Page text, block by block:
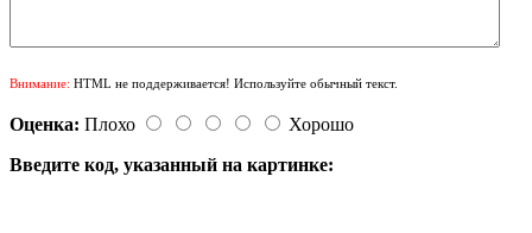
Внимание: HTML не поддерживается! Используйте обычный текст.
Оценка: Плохо
Хорошо
Введите код, указанный на картинке: